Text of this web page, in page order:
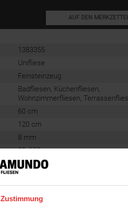
Zustimmung
AUF DEN MERKZETTEL
1383355
Unifliese
Feinsteinzeug
Badfliesen, Küchenfliesen,
Wohnzimmerfliesen,
60 cm
120 cm
8 mm
60x120 cm